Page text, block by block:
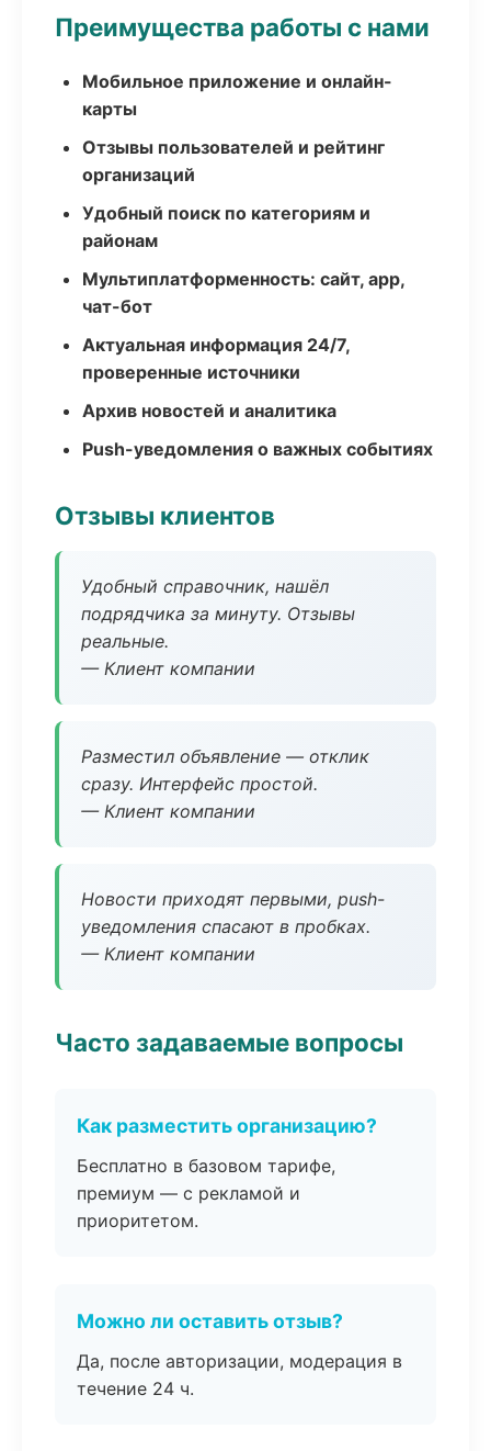
Преимущества работы с нами
Мобильное приложение и онлайн-
карты
Отзывы пользователей и рейтинг
организаций
Удобный поиск по категориям и
районам
Мультиплатформенность: сайт, app,
чат-бот
Актуальная информация 24/7,
проверенные источники
Архив новостей и аналитика
Push-уведомления о важных событиях
Отзывы клиентов
Удобный справочник, нашёл
подрядчика за минуту. Отзывы
реальные.
— Клиент компании
Разместил объявление — отклик
сразу. Интерфейс простой.
— Клиент компании
Новости приходят первыми, push-
уведомления спасают в пробках.
— Клиент компании
Часто задаваемые вопросы
Как разместить организацию?
Бесплатно в базовом тарифе,
премиум — с рекламой и
приоритетом.
Можно ли оставить отзыв?
Да, после авторизации, модерация в
течение 24 ч.